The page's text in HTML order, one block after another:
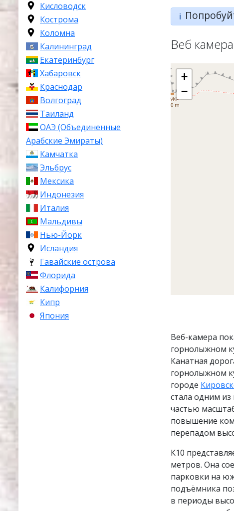
Кисловодск
Кострома
Коломна
Калининград
Екатеринбург
Хабаровск
Краснодар
Волгоград
Таиланд
ОАЭ (Объединенные
Арабские Эмираты)
Камчатка
Эльбрус
Мексика
Индонезия
Италия
Мальдивы
Нью-Йорк
Исландия
Гавайские острова
Флорида
Калифорния
Кипр
Япония
ℹ️
Веб
+
−
Веб-камера
горнолыжном
Канатная
горнолыжном
городе
стала одним
частью
повышение
перепадом
К10
метров. Она
парковки на
подъёмника
в периоды